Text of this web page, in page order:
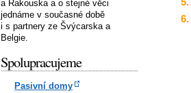
a Rakouska a o stejné věci
jednáme v současné době
i s partnery ze Švýcarska a
Belgie.
Spolupracujeme
Pasivní domy